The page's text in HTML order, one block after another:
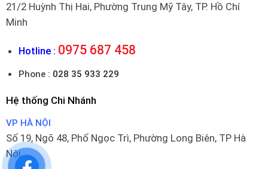
21/2 Huỳnh Thị Hai, Phường Trung Mỹ Tây, TP. Hồ Chí
Minh
Hotline : 0975 687 458
Phone : 028 35 933 229
Hệ thống Chi Nhánh
VP HÀ NỘI
Số 19, Ngõ 48, Phố Ngọc Trì, Phường Long Biên, TP Hà
Nội